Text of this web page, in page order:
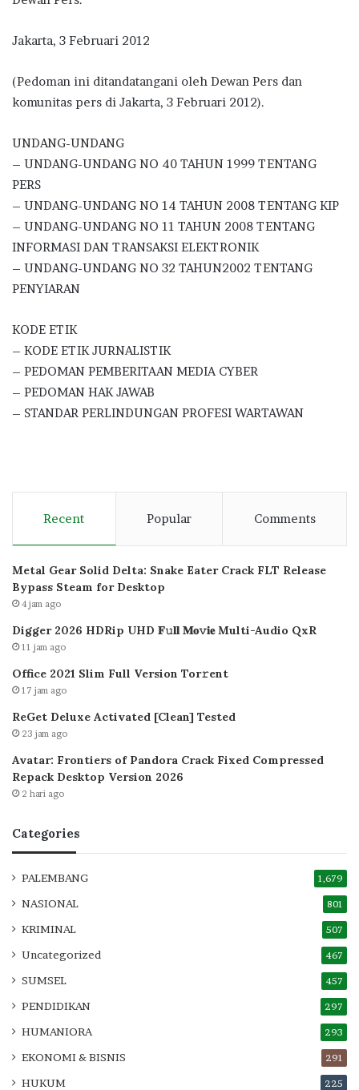
Jakarta, 3 Februari 2012
(Pedoman ini ditandatangani oleh Dewan Pers dan
komunitas pers di Jakarta, 3 Februari 2012).
UNDANG-UNDANG
– UNDANG-UNDANG NO 40 TAHUN 1999 TENTANG
PERS
– UNDANG-UNDANG NO 14 TAHUN 2008 TENTANG KIP
– UNDANG-UNDANG NO 11 TAHUN 2008 TENTANG
INFORMASI DAN TRANSAKSI ELEKTRONIK
– UNDANG-UNDANG NO 32 TAHUN2002 TENTANG
PENYIARAN
KODE ETIK
– KODE ETIK JURNALISTIK
– PEDOMAN PEMBERITAAN MEDIA CYBER
– PEDOMAN HAK JAWAB
– STANDAR PERLINDUNGAN PROFESI WARTAWAN
Recent Popular Comments
Metal Gear Solid Delta: Snake Eater Crack FLT Release
Bypass Steam for Desktop
4 jam ago
Digger 2026 HDRip UHD 𝐅𝚞𝐥𝐥 𝐌𝐨𝚟𝐢𝐞 Multi-Audio QxR
11 jam ago
Office 2021 Slim Full Version Tor𝚛ent
17 jam ago
ReGet Deluxe Activated [Clean] Tested
23 jam ago
Avatar: Frontiers of Pandora Crack Fixed Compressed
Repack Desktop Version 2026
2 hari ago
Categories
PALEMBANG 1,679
NASIONAL 801
KRIMINAL 507
Uncategorized 467
SUMSEL 457
PENDIDIKAN 297
HUMANIORA 293
EKONOMI & BISNIS 291
HUKUM 225